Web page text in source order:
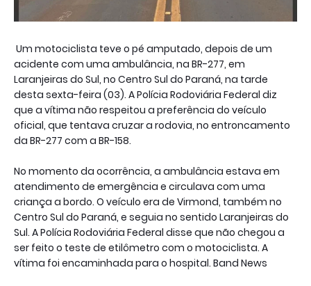
Um motociclista teve o pé amputado, depois de um
acidente com uma ambulância, na BR-277, em
Laranjeiras do Sul, no Centro Sul do Paraná, na tarde
desta sexta-feira (03). A Polícia Rodoviária Federal diz
que a vítima não respeitou a preferência do veículo
oficial, que tentava cruzar a rodovia, no entroncamento
da BR-277 com a BR-158.
No momento da ocorrência, a ambulância estava em
atendimento de emergência e circulava com uma
criança a bordo. O veículo era de Virmond, também no
Centro Sul do Paraná, e seguia no sentido Laranjeiras do
Sul. A Polícia Rodoviária Federal disse que não chegou a
ser feito o teste de etilômetro com o motociclista. A
vítima foi encaminhada para o hospital. Band News